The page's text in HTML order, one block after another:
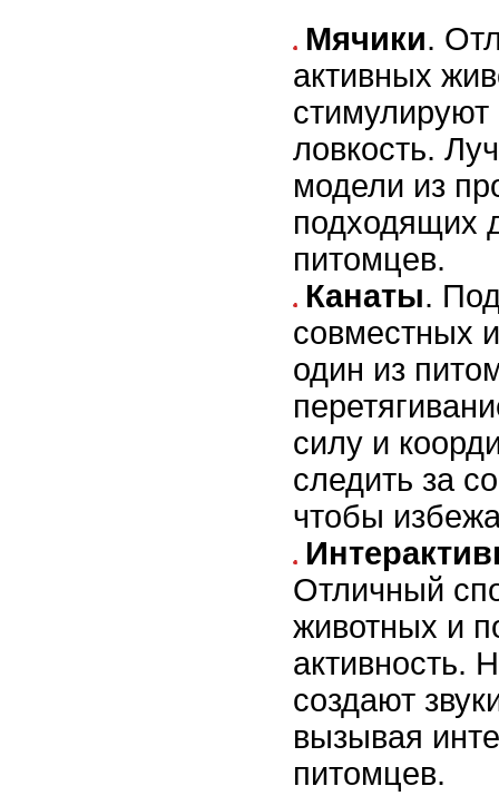
Мячики.
активных
ловкость.
модели из
подходящих
питомцев.
Канаты.
совместных
один из
силу и
следить за
чтобы
Отличный
животных и
активность.
создают
вызывая
питомцев.